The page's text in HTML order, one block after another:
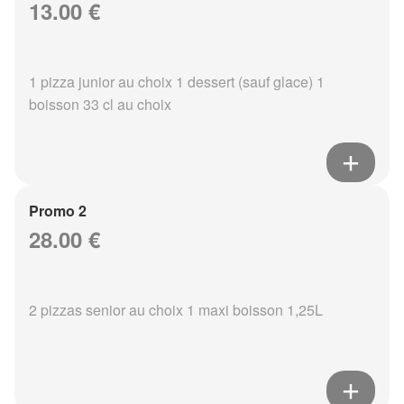
13.00 €
1 pizza junior au choix 1 dessert (sauf glace) 1
boisson 33 cl au choix
Promo 2
28.00 €
2 pizzas senior au choix 1 maxi boisson 1,25L